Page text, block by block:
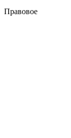
Правовое